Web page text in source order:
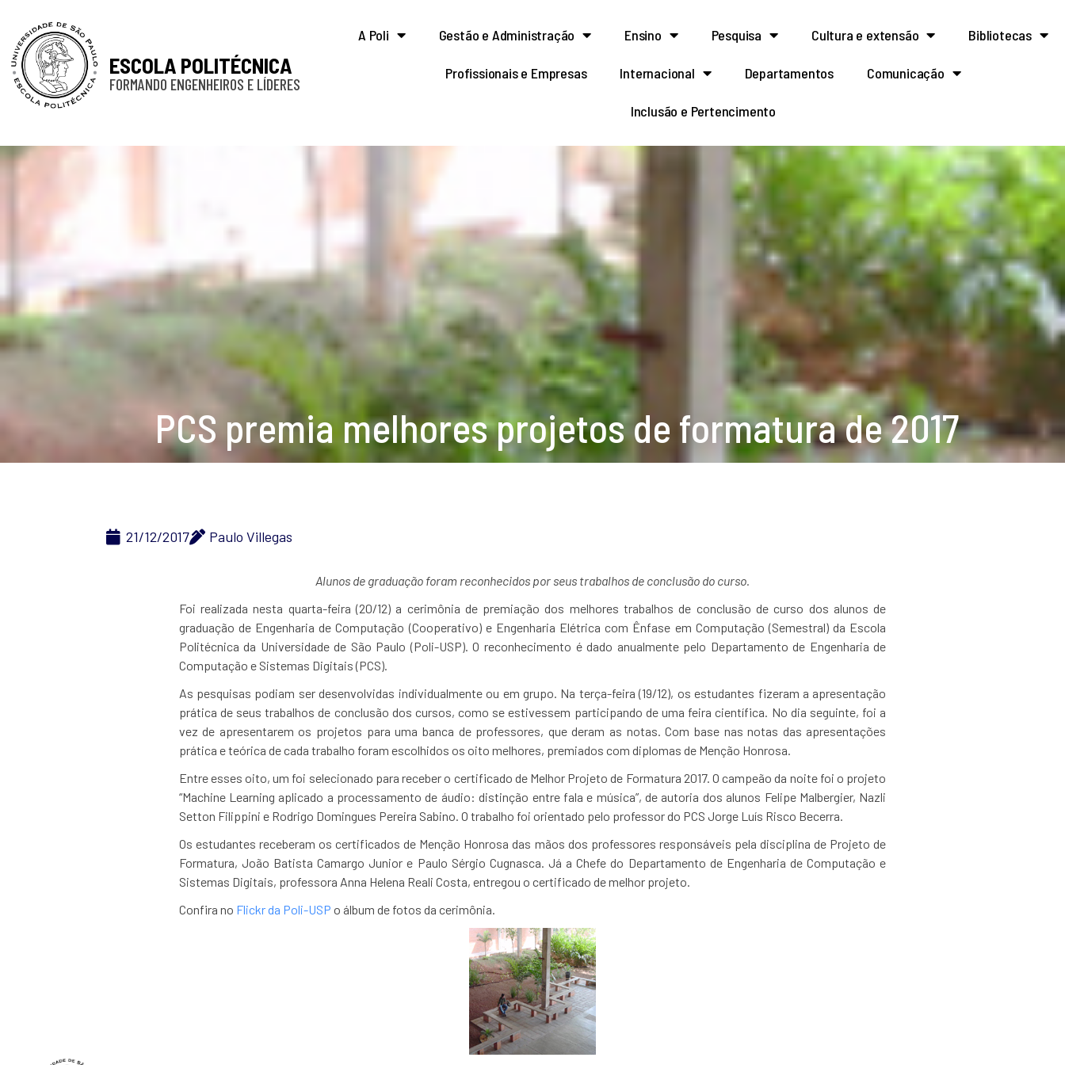
ESCOLA POLITÉCNICA
FORMANDO ENGENHEIROS E LÍDERES
A Poli Gestão e Administração Ensino Pesquisa Cultura e extensão Bibliotecas
Profissionais e Empresas Internacional Departamentos Comunicação
Inclusão e Pertencimento
PCS premia melhores projetos de formatura de 2017
21/12/2017 Paulo Villegas
Alunos de graduação foram reconhecidos por seus trabalhos de conclusão do curso.
Foi realizada nesta quarta-feira (20/12) a cerimônia de premiação dos melhores trabalhos de conclusão de curso dos alunos de
graduação de Engenharia de Computação (Cooperativo) e Engenharia Elétrica com Ênfase em Computação (Semestral) da Escola
Politécnica da Universidade de São Paulo (Poli-USP). O reconhecimento é dado anualmente pelo Departamento de Engenharia de
Computação e Sistemas Digitais (PCS).
As pesquisas podiam ser desenvolvidas individualmente ou em grupo. Na terça-feira (19/12), os estudantes fizeram a apresentação
prática de seus trabalhos de conclusão dos cursos, como se estivessem participando de uma feira científica. No dia seguinte, foi a
vez de apresentarem os projetos para uma banca de professores, que deram as notas. Com base nas notas das apresentações
prática e teórica de cada trabalho foram escolhidos os oito melhores, premiados com diplomas de Menção Honrosa.
Entre esses oito, um foi selecionado para receber o certificado de Melhor Projeto de Formatura 2017. O campeão da noite foi o projeto
“Machine Learning aplicado a processamento de áudio: distinção entre fala e música”, de autoria dos alunos Felipe Malbergier, Nazli
Setton Filippini e Rodrigo Domingues Pereira Sabino. O trabalho foi orientado pelo professor do PCS Jorge Luís Risco Becerra.
Os estudantes receberam os certificados de Menção Honrosa das mãos dos professores responsáveis pela disciplina de Projeto de
Formatura, João Batista Camargo Junior e Paulo Sérgio Cugnasca. Já a Chefe do Departamento de Engenharia de Computação e
Sistemas Digitais, professora Anna Helena Reali Costa, entregou o certificado de melhor projeto.
Confira no Flickr da Poli-USP o álbum de fotos da cerimônia.